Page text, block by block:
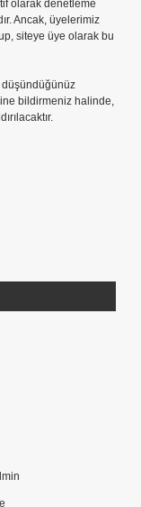
olarak denetleme
Ancak, üyelerimiz
siteye üye olarak bu
düşündüğünüz
bildirmeniz halinde,